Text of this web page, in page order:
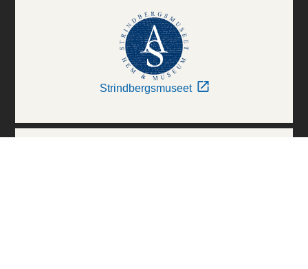
Strindbergsmuseet